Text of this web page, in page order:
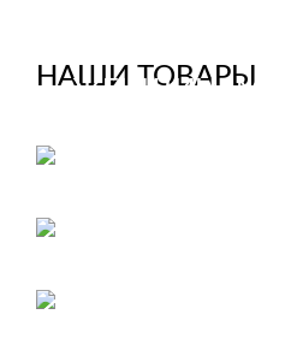
НАШИ ТОВАРЫ
ЖЕНЩИНАМ